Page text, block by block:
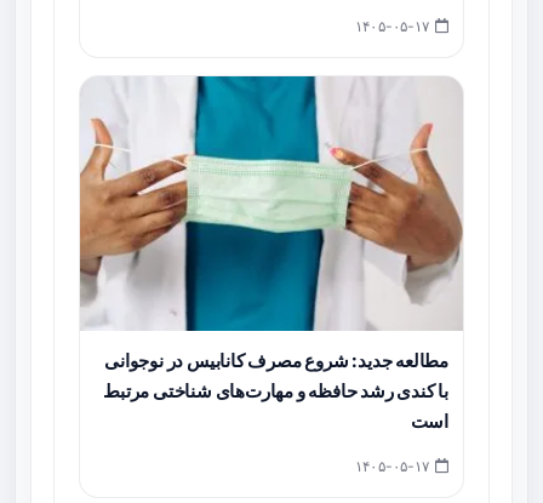
مطالعه جدید: شروع مصرف کانابیس در نوجوانی
با کندی رشد حافظه و مهارت‌های شناختی مرتبط
است